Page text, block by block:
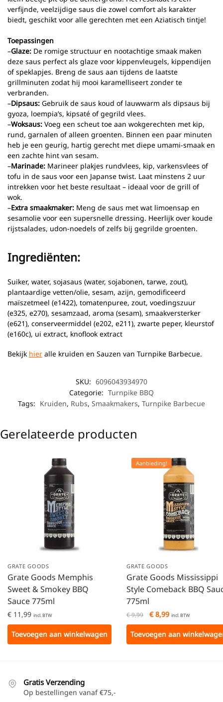
verfijnde, veelzijdige saus die zowel comfort als karakter
biedt, geschikt voor alle gerechten met een Aziatisch tintje!
Toepassingen
–Glaze: De romige structuur en nootachtige smaak maken
deze saus perfect als glaze voor kippenvleugels, kippendijen
of speklapjes. Breng de saus aan tijdens de laatste
grillminuten zodat hij mooi karamelliseert zonder te
verbranden.
–Dipsaus: Gebruik de saus koud of lauwwarm als dipsaus bij
gyoza, loempia’s, kipsaté of gegrild vlees.
–Woksaus: Voeg een scheut toe aan wokgerechten met kip,
rund, garnalen of alleen groenten. Binnen een paar minuten
heb je een geurig, hartig gerecht met diepe umami-smaak en
een zachte hint van sesam.
–Marinade: Marineer plakjes rundvlees, kip, varkensvlees of
tofu in de saus voor een Japanse twist. Laat minstens 2 uur
intrekken voor het beste resultaat – ideaal voor de grill of
wok.
–Extra smaakmaker: Meng de saus met wat limoensap en
sesamolie voor een supersnelle dressing. Heerlijk over koude
rijstsalades, udon-noedels of zelfs bij gegrilde groenten.
Ingrediënten:
Suiker, water, sojasaus (water, sojabonen, tarwe, zout),
plantaardige vetten/olie, sesam, azijn, gemodificeerd
maïszetmeel (e1422), tomatenpuree, zout, voedingszuur
(e325, e270), sesamzaad, aroma (sesam), smaakversterker
(e621), conserveermiddel (e202, e211), zwarte peper, kleurstof
(e160c), ui extract, knoflook extract
Bekijk hier alle kruiden en Sauzen van Turnpike Barbecue.
SKU: 6096043934970
Categorie: Turnpike BBQ
Tags: Kruiden, Rubs, Smaakmakers, Turnpike Barbecue
Gerelateerde producten
GRATE GOODS
Grate Goods Memphis
Sweet & Smokey BBQ
Sauce 775ml
€ 11,99 incl. BTW
Toevoegen aan winkelwagen
Aanbieding!
GRATE GOODS
Grate Goods Mississippi
Style Comeback BBQ
775ml
€9,99 €8,99 incl. BTW
Toevoegen aan
Gratis Verzending
Op bestellingen vanaf €75,-